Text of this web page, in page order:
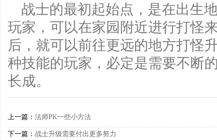
战士的最初起始点，是在出生
玩家，可以在家园附近进行打怪
后，就可以前往更远的地方打怪
种技能的玩家，必定是需要不断
长成。
上一篇： 法师PK一些小方法
下一篇： 战士升级需要付出更多努力